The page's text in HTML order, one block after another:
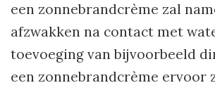
een zonnebrandcrème zal
afzwakken na contact met
toevoeging van bijvoorbeeld
een zonnebrandcrème ervoor